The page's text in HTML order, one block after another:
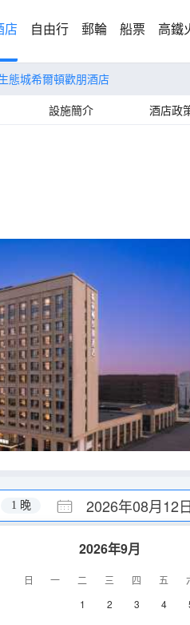
店 自由行 郵輪 船票 高鐵
態城希爾頓歡朋酒店
設施簡介 酒店政
2026年08月12日
1 晚
2026年9月
日 一 二 三 四 五
1
2 3 4
（拼接式超大床+舒達床墊+小冰
空調 淋浴